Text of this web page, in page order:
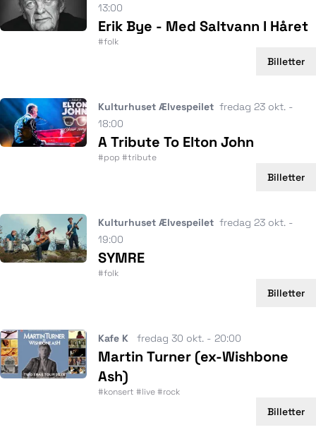
13:00
Erik Bye - Med Saltvann I Håret
#folk
Billetter
Kulturhuset Ælvespeilet fredag 23 okt. -
18:00
A Tribute To Elton John
#pop #tribute
Billetter
Kulturhuset Ælvespeilet fredag 23 okt. -
19:00
SYMRE
#folk
Billetter
Kafe K fredag 30 okt. - 20:00
Martin Turner (ex-Wishbone
Ash)
#konsert #live #rock
Billetter